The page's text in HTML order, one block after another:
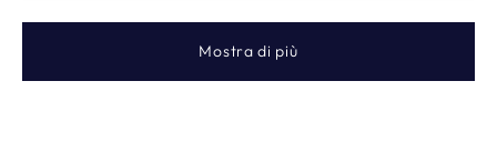
Mostra di più